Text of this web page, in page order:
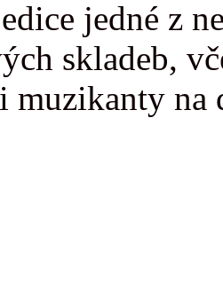
jedné z
skladeb,
na